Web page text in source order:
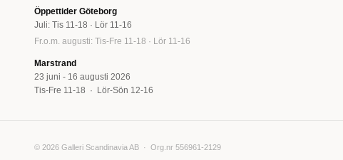
Öppettider Göteborg
Juli: Tis 11-18 · Lör 11-16
Fr.o.m. augusti: Tis-Fre 11-18 · Lör 11-16
Marstrand
23 juni - 16 augusti 2026
Tis-Fre 11-18 · Lör-Sön 12-16
© 2026 Galleri Scandinavia AB · Org.nr 556961-2129